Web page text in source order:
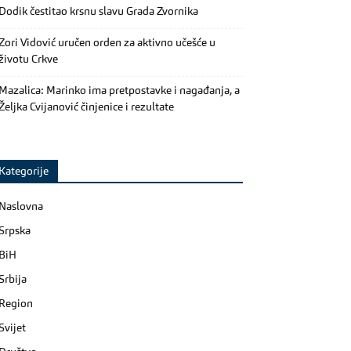
čestitao krsnu slavu Grada Zvornika
Vidović uručen orden za aktivno učešće u
Crkve
Marinko ima pretpostavke i nagađanja, a
Cvijanović činjenice i rezultate